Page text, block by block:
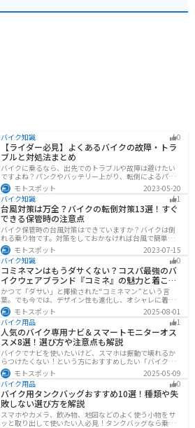
バイク知識 0
【ライダー必見】よくあるバイクの故障・トラ
ブルと対処法まとめ
バイクに乗るなら、出先でのトラブルや故障は避けたい
ですよね？パンクやバッテリー上がり、転倒によるパー
ツの破損、鍵紛失などよくあるトラブルと対処法を徹底
的にまとめました！実際に遭遇しなくても対処法を知
り、事前に準備しておくようにしましょう。
モトスポット
2023-05-20
バイク知識
1
台風対策は万全？バイクの転倒対策13選！すぐ
できる保管時の注意点
バイク保管時の台風対策はできていますか？バイクは倒
れる乗り物です。対策をしておかなければ台風で簡単に
倒れてしまいます。大切な愛車に傷がつく前にしっかり
と対策しておきましょう。初心者でも簡単にできる台風
対策を紹介します。台風後にやるべきこともまとめてあ
るので、参考にしてください。
モトスポット
2023-07-15
バイク知識
0
コミネマンはもうダサくない？コスパ最強のバ
イクウェアブランド『コミネ』の魅力と着こな
し術
かつて「ダサい」と揶揄された“コミネマン”という言
葉。でも今では、デザイン性も進化し、オシャレに着こ
なせるコミネ製品が続々登場。コスパと安全性に優れた
アイテムを使って、街でもツーリングでも浮かないスマ
ートなスタイルを目指そう！
モトスポット
2025-08-01
バイク用品
1
人気のバイク専用ナビ＆スマートモニターオス
スメ8選！選び方や注意点も解説
バイクでナビを使いたいけど、スマホは振動で壊れるか
らつけたくない！という方におすすめしたい「バイク専
用ナビ」と「スマートモニター」をまとめてご紹介しま
す。専用ナビなら耐久性もあり、オフラインでも使える
ので安心です。スマートモニターは、スマホと連動させ
てスマホの機能をそのまま利用できます。ドラレコや死
角警告、駐車場の振動検知など様々な便利機能も搭載さ
れています。
モトスポット
2025-05-09
バイク用品
0
バイク用タンクバッグおすすめ10選！種類や失
敗しない選び方を解説
スマホやカメラ、飲み物、地図などのよく使う小物をサ
ッと取り出して使いたい人必見！タンクバッグなら乗車